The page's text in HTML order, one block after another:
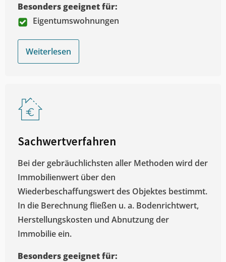
Besonders geeignet für:
Eigentumswohnungen
Weiterlesen
Sachwertverfahren
Bei der gebräuchlichsten aller Methoden wird der
Immobilienwert über den
Wiederbeschaffungswert des Objektes bestimmt.
In die Berechnung fließen u. a. Bodenrichtwert,
Herstellungskosten und Abnutzung der
Immobilie ein.
Besonders geeignet für: